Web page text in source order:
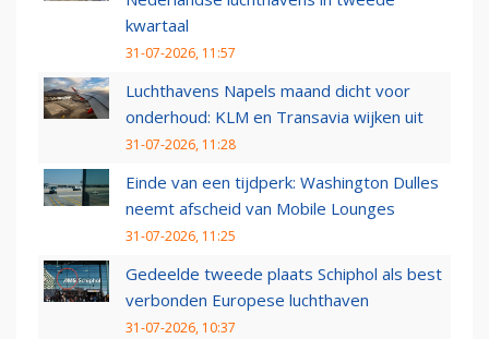
kwartaal
31-07-2026, 11:57
Luchthavens Napels maand dicht voor
onderhoud: KLM en Transavia wijken uit
31-07-2026, 11:28
Einde van een tijdperk: Washington Dulles
neemt afscheid van Mobile Lounges
31-07-2026, 11:25
Gedeelde tweede plaats Schiphol als best
verbonden Europese luchthaven
31-07-2026, 10:37